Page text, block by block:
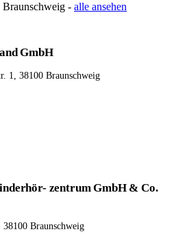
Braunschweig - alle ansehen
GmbH
1, 38100 Braunschweig
zentrum GmbH & Co.
38100 Braunschweig